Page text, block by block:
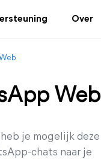
Over
Web
je mogelijk deze
chats naar je